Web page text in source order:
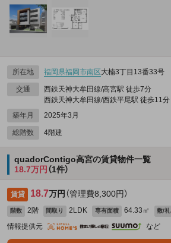
所在地 福岡県福岡市南区大楠3丁目13番33号
交通
西鉄天神大牟田線/高宮駅 徒歩7分
西鉄天神大牟田線/西鉄平尾駅 徒歩11分
築年月
2025年3月
総階数 4階建
quadorContigo高宮の賃貸物件一覧
18.7万円 （1件）
賃貸 18.7万円 （管理費8,300円）
階数 2階 間取り 2LDK 専有面積 64.33㎡ 敷/礼
情報提供元
など